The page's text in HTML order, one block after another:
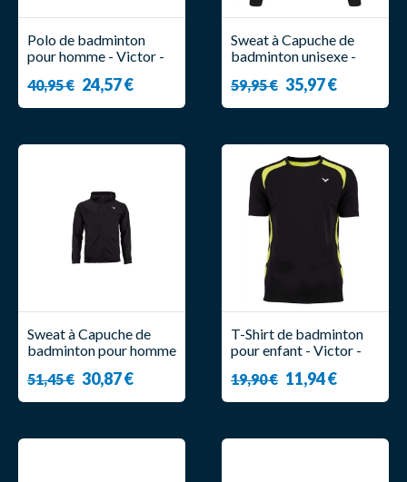
Polo de badminton
pour homme - Victor -
40,95 € 24,57 €
Sweat à Capuche de
badminton unisexe -
59,95 € 35,97 €
Sweat à Capuche de
badminton pour homme
51,45 € 30,87 €
T-Shirt de badminton
pour enfant - Victor -
19,90 € 11,94 €